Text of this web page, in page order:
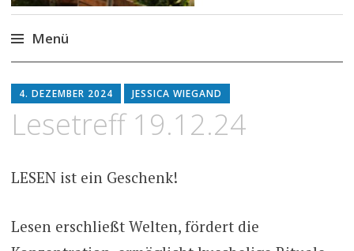
Menü
Inhalt
springen
4. DEZEMBER 2024 JESSICA WIEGAND
Lesetreff 19.12.24
LESEN ist ein Geschenk!
Lesen erschließt Welten, fördert die